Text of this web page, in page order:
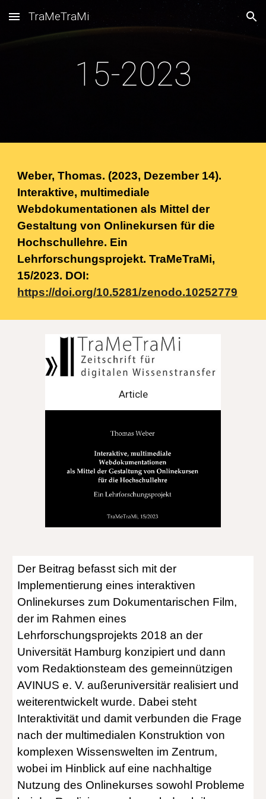
Skip to main content Skip to navigation
TraMeTraMi
15-2023
Weber, Thomas. (2023, Dezember 14).
Interaktive, multimediale
Webdokumentationen als Mittel der
Gestaltung von Onlinekursen für die
Hochschullehre. Ein
Lehrforschungsprojekt. TraMeTraMi,
15/2023. DOI:
https://doi.org/10.5281/zenodo.10252779
Article
Der Beitrag befasst sich mit der
Implementierung eines interaktiven
Onlinekurses zum Dokumentarischen Film,
der im Rahmen eines
Lehrforschungsprojekts 2018 an der
Universität Hamburg konzipiert und dann
vom Redaktionsteam des gemeinnützigen
AVINUS e. V. außeruniversitär realisiert und
weiterentwickelt wurde. Dabei steht
Interaktivität und damit verbunden die Frage
nach der multimedialen Konstruktion von
komplexen Wissenswelten im Zentrum,
wobei im Hinblick auf eine nachhaltige
Nutzung des Onlinekurses sowohl Probleme